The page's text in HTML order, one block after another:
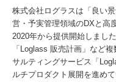
株式会社ログラスは「良い
営・予実管理領域のDXと高
2020年から提供開始しまし
「Loglass 販売計画」など
サルティングサービス「
ルチプロダクト展開を進めて